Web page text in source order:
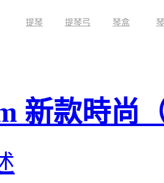
提琴 提琴弓 琴盒
新款時尚